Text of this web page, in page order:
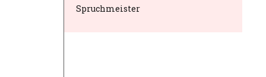
Spruchmeister